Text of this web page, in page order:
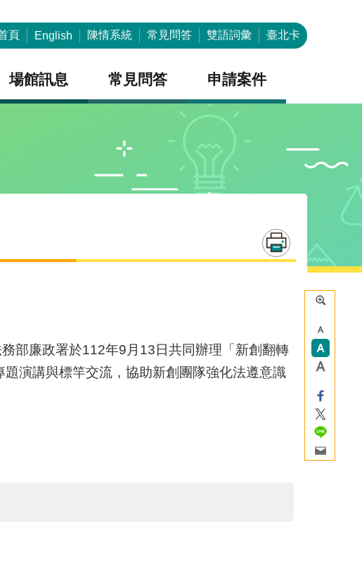
頁 English 陳情系統 常見問答 雙語詞彙 臺北卡
場館訊息 常見問答 申請案件
部廉政署於112年9月13日共同辦理「新創翻轉
演講與標竿交流，協助新創團隊強化法遵意識